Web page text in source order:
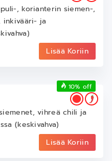
, korianterin siemen-,
inkivääri- ja
Lisää Koriin
vihreä chili ja
(keskivahva)
Lisää Koriin
10% off